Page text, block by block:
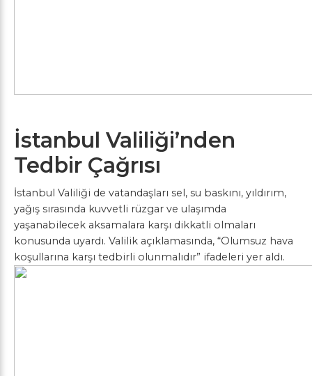
İstanbul Valiliği’nden
Tedbir Çağrısı
İstanbul Valiliği de vatandaşları sel, su baskını, yıldırım,
yağış sırasında kuvvetli rüzgar ve ulaşımda
yaşanabilecek aksamalara karşı dikkatli olmaları
konusunda uyardı. Valilik açıklamasında, “Olumsuz hava
koşullarına karşı tedbirli olunmalıdır” ifadeleri yer aldı.